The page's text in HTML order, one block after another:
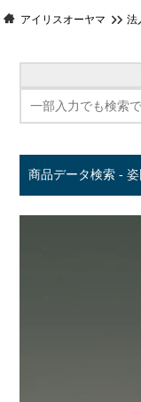
アイリスオーヤマ 法
商品データ検索 -